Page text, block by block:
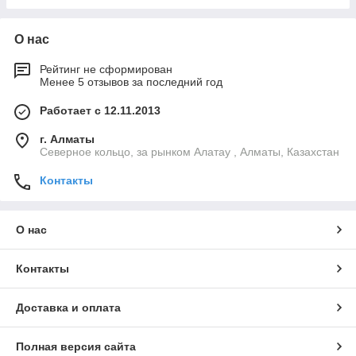
О нас
Рейтинг не сформирован
Менее 5 отзывов за последний год
Работает с 12.11.2013
г. Алматы
Северное кольцо, за рынком Алатау , Алматы, Казахстан
Контакты
О нас
Контакты
Доставка и оплата
Полная версия сайта